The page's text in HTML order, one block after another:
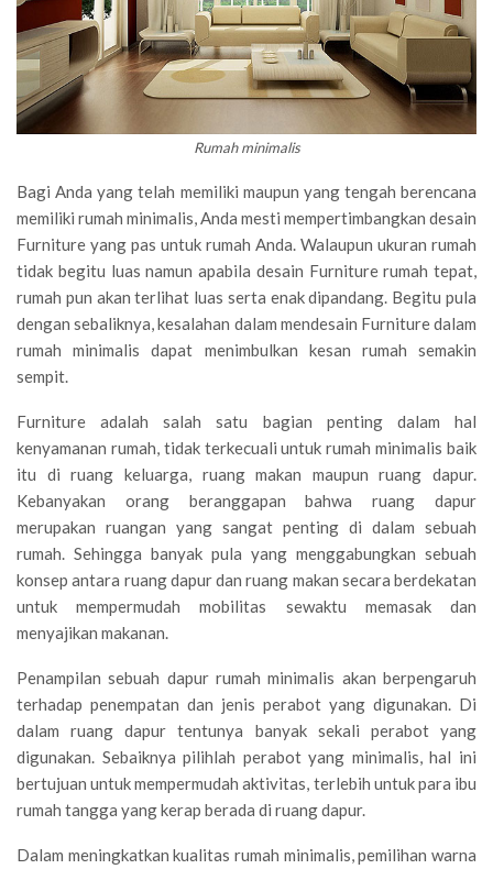
Rumah minimalis
Bagi Anda yang telah memiliki maupun yang tengah berencana
memiliki rumah minimalis, Anda mesti mempertimbangkan desain
Furniture yang pas untuk rumah Anda. Walaupun ukuran rumah
tidak begitu luas namun apabila desain Furniture rumah tepat,
rumah pun akan terlihat luas serta enak dipandang. Begitu pula
dengan sebaliknya, kesalahan dalam mendesain Furniture dalam
rumah minimalis dapat menimbulkan kesan rumah semakin
sempit.
Furniture adalah salah satu bagian penting dalam hal
kenyamanan rumah, tidak terkecuali untuk rumah minimalis baik
itu di ruang keluarga, ruang makan maupun ruang dapur.
Kebanyakan orang beranggapan bahwa ruang dapur
merupakan ruangan yang sangat penting di dalam sebuah
rumah. Sehingga banyak pula yang menggabungkan sebuah
konsep antara ruang dapur dan ruang makan secara berdekatan
untuk mempermudah mobilitas sewaktu memasak dan
menyajikan makanan.
Penampilan sebuah dapur rumah minimalis akan berpengaruh
terhadap penempatan dan jenis perabot yang digunakan. Di
dalam ruang dapur tentunya banyak sekali perabot yang
digunakan. Sebaiknya pilihlah perabot yang minimalis, hal ini
bertujuan untuk mempermudah aktivitas, terlebih untuk para ibu
rumah tangga yang kerap berada di ruang dapur.
Dalam meningkatkan kualitas rumah minimalis, pemilihan warna